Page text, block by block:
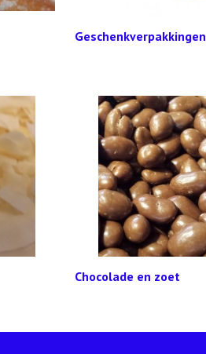
Geschenkverpakkingen
Chocolade en zoet